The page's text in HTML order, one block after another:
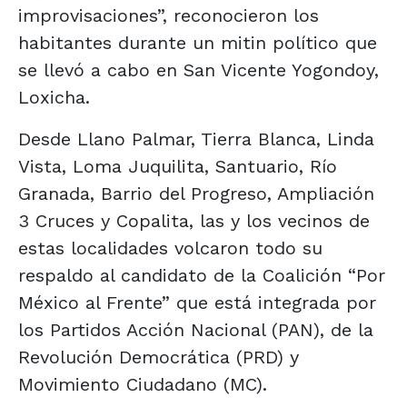
improvisaciones”, reconocieron los
habitantes durante un mitin político que
se llevó a cabo en San Vicente Yogondoy,
Loxicha.
Desde Llano Palmar, Tierra Blanca, Linda
Vista, Loma Juquilita, Santuario, Río
Granada, Barrio del Progreso, Ampliación
3 Cruces y Copalita, las y los vecinos de
estas localidades volcaron todo su
respaldo al candidato de la Coalición “Por
México al Frente” que está integrada por
los Partidos Acción Nacional (PAN), de la
Revolución Democrática (PRD) y
Movimiento Ciudadano (MC).